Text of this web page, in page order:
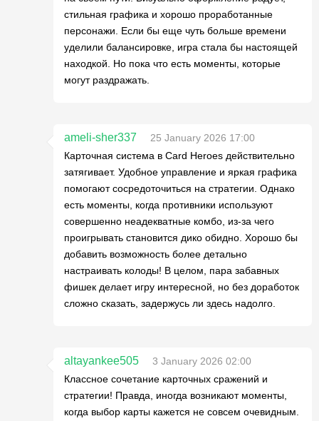
стильная графика и хорошо проработанные
персонажи. Если бы еще чуть больше времени
уделили балансировке, игра стала бы настоящей
находкой. Но пока что есть моменты, которые
могут раздражать.
ameli-sher337
25 January 2026 17:00
Карточная система в Card Heroes действительно
затягивает. Удобное управление и яркая графика
помогают сосредоточиться на стратегии. Однако
есть моменты, когда противники используют
совершенно неадекватные комбо, из-за чего
проигрывать становится дико обидно. Хорошо бы
добавить возможность более детально
настраивать колоды! В целом, пара забавных
фишек делает игру интересной, но без доработок
сложно сказать, задержусь ли здесь надолго.
altayankee505
3 January 2026 02:00
Классное сочетание карточных сражений и
стратегии! Правда, иногда возникают моменты,
когда выбор карты кажется не совсем очевидным.